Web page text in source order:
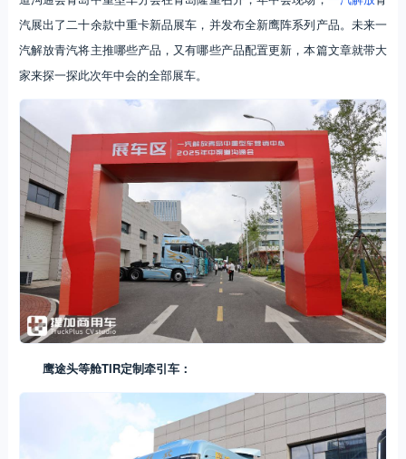
汽展出了二十余款中重卡新品展车，并发布全新鹰阵系列产品。未来一
汽解放青汽将主推哪些产品，又有哪些产品配置更新，本篇文章就带大
家来探一探此次年中会的全部展车。
鹰途头等舱TIR定制牵引车：